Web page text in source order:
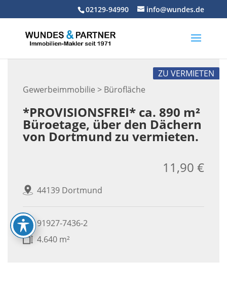
02129-94990 info@wundes.de
Gewerbeimmobilie > Bürofläche
ZU VERMIETEN
*PROVISIONSFREI* ca. 890 m²
Büroetage, über den Dächern
von Dortmund zu vermieten.
44139 Dortmund
11,90 €
91927-7436-2
4.640 m²